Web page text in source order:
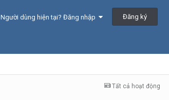
Người dùng hiện tại? Đăng nhập Đăng ký
Tất cả hoạt động